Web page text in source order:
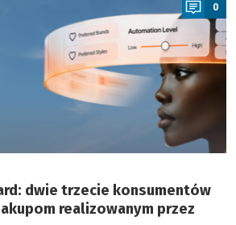
0
dwie trzecie konsumentów
realizowanym przez